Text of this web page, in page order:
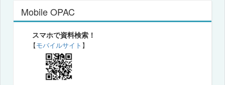
Mobile OPAC
スマホで資料検索！
【モバイルサイト 】